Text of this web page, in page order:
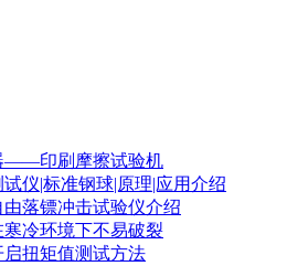
——印刷摩擦试验机
仪|标准钢球|原理|应用介绍
落镖冲击试验仪介绍
冷环境下不易破裂
扭矩值测试方法